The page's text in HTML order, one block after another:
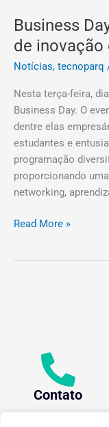
Business
de inovação
Notícias, tecnoparq
Nesta terça-feira,
Business Day. O
dentre elas
estudantes e
programação
proporcionando
networking,
Read More »
Contato